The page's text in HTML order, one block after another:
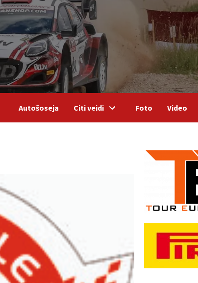
Autošoseja Citi veidi Foto Video